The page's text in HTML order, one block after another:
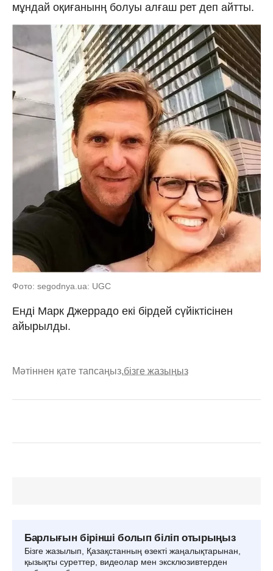
мұндай оқиғанынң болуы алғаш рет деп айтты.
Фото: segodnya.ua: UGC
Енді Марк Джеррадо екі бірдей сүйіктісінен
айырылды.
Мәтіннен қате тапсаңыз,бізге жазыңыз
Барлығын бірінші болып біліп отырыңыз
Бізге жазылып, Қазақстанның өзекті жаңалықтарынан,
қызықты суреттер, видеолар мен эксклюзивтерден